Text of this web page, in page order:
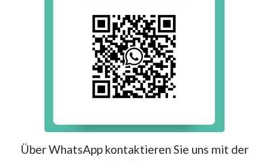
Über WhatsApp kontaktieren Sie uns mit der